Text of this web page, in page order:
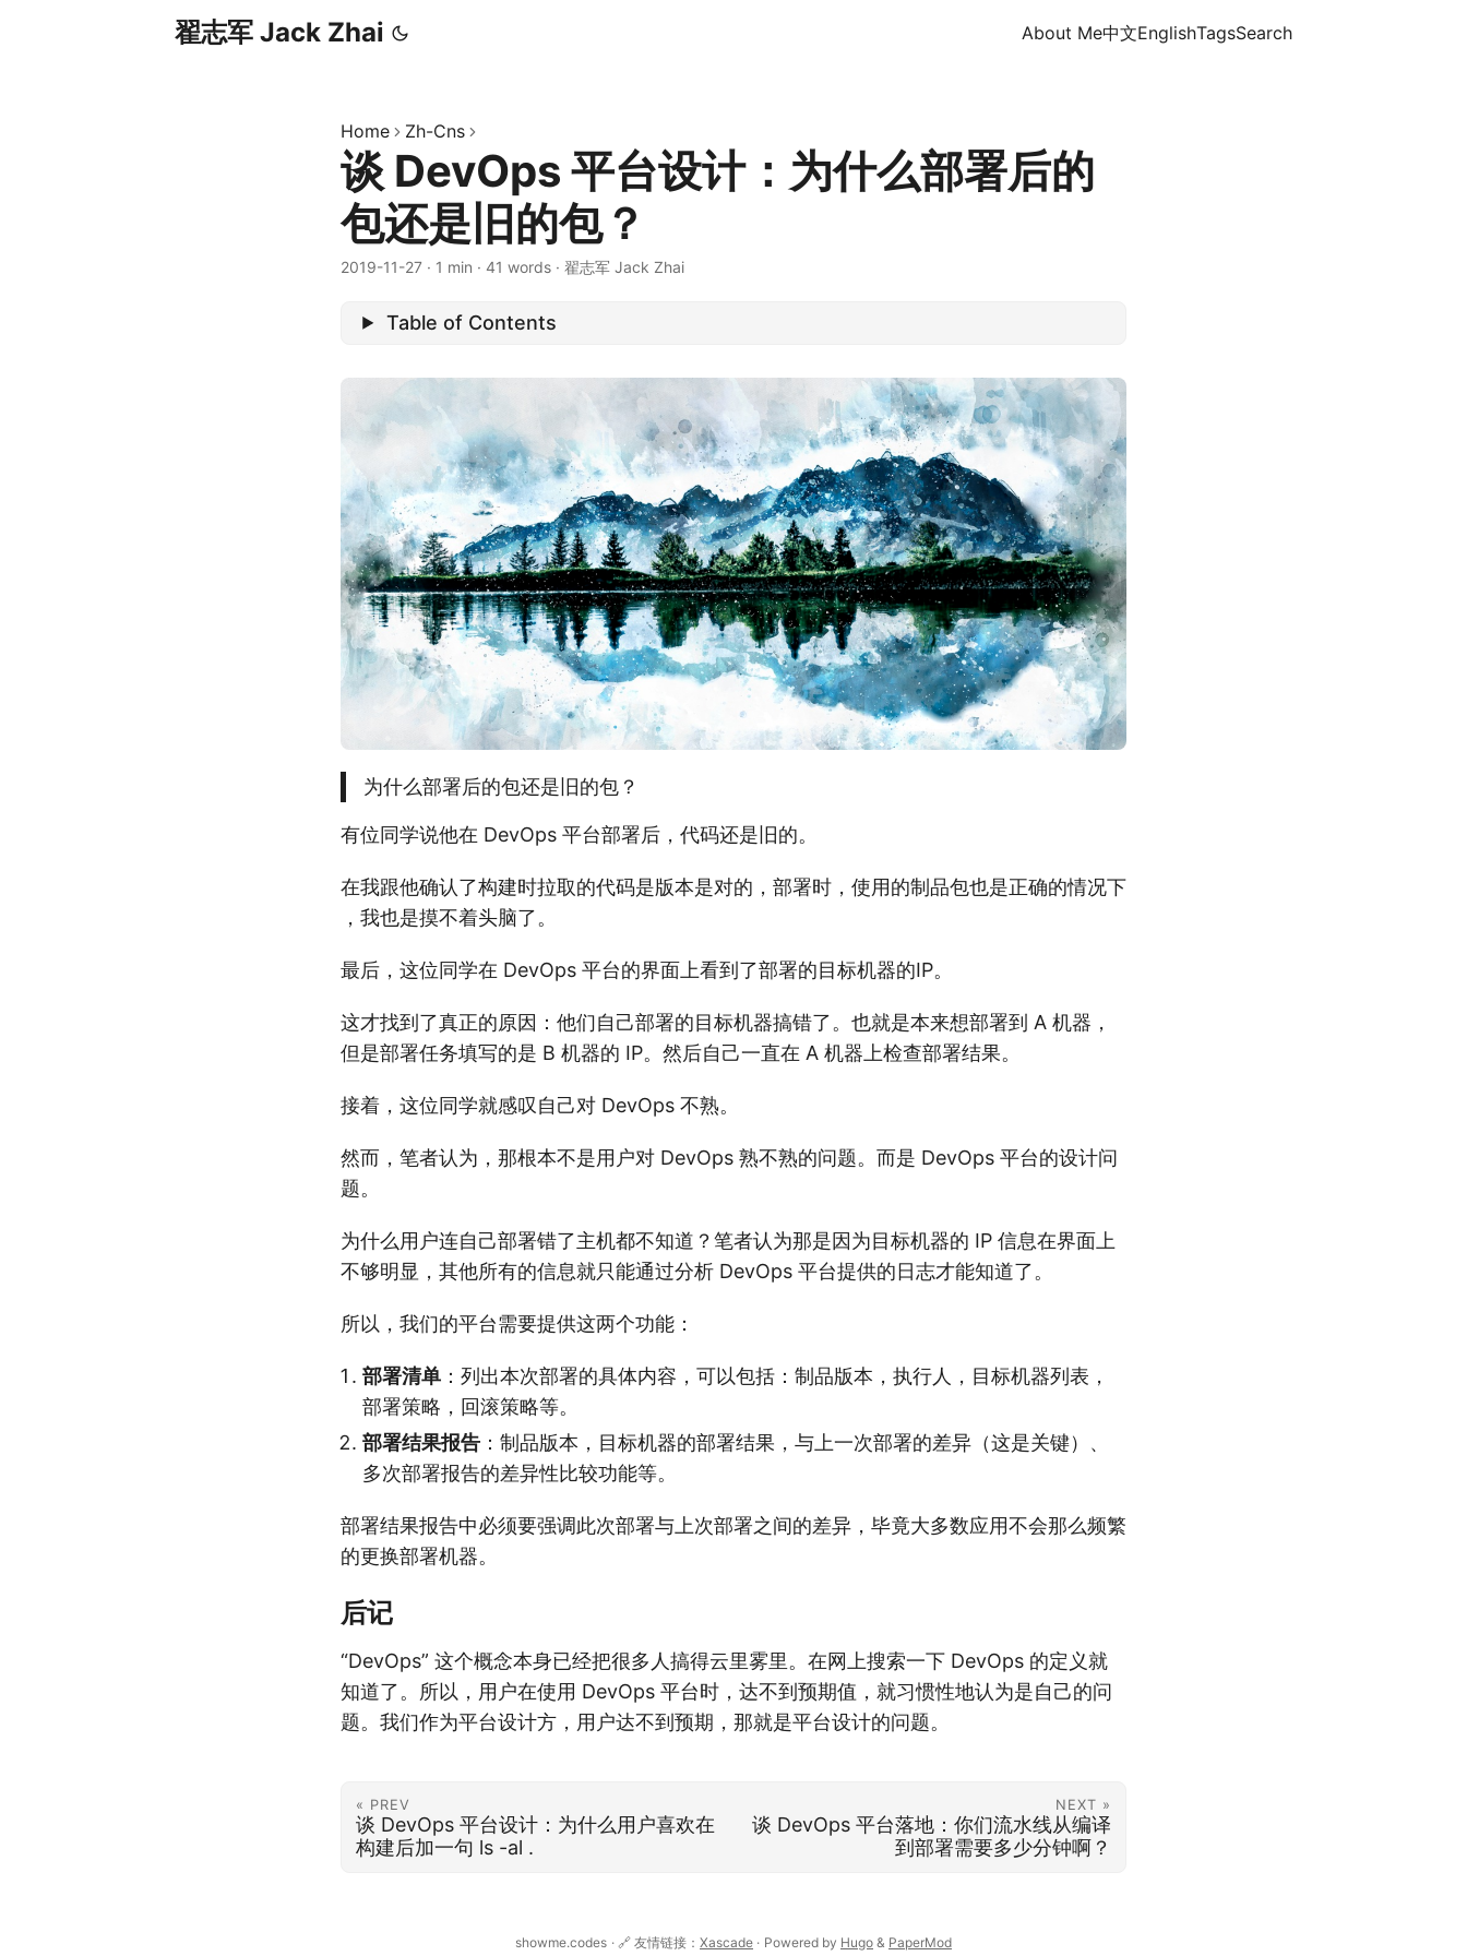
翟志军 Jack Zhai About Me中文EnglishTagsSearch
Home Zh-Cns
谈 DevOps 平台设计：为什么部署后的
包还是旧的包？
2019-11-27 · 1 min · 41 words · 翟志军 Jack Zhai
Table of Contents
为什么部署后的包还是旧的包？
有位同学说他在 DevOps 平台部署后，代码还是旧的。
在我跟他确认了构建时拉取的代码是版本是对的，部署时，使用的制品包也是正确的情况下
，我也是摸不着头脑了。
最后，这位同学在 DevOps 平台的界面上看到了部署的目标机器的IP。
这才找到了真正的原因：他们自己部署的目标机器搞错了。也就是本来想部署到 A 机器，
但是部署任务填写的是 B 机器的 IP。然后自己一直在 A 机器上检查部署结果。
接着，这位同学就感叹自己对 DevOps 不熟。
然而，笔者认为，那根本不是用户对 DevOps 熟不熟的问题。而是 DevOps 平台的设计问
题。
为什么用户连自己部署错了主机都不知道？笔者认为那是因为目标机器的 IP 信息在界面上
不够明显，其他所有的信息就只能通过分析 DevOps 平台提供的日志才能知道了。
所以，我们的平台需要提供这两个功能：
部署清单 ：列出本次部署的具体内容，可以包括：制品版本，执行人，目标机器列表，
部署策略，回滚策略等。
部署结果报告 ：制品版本，目标机器的部署结果，与上一次部署的差异（这是关键）、
多次部署报告的差异性比较功能等。
部署结果报告中必须要强调此次部署与上次部署之间的差异，毕竟大多数应用不会那么频繁
的更换部署机器。
后记
“DevOps” 这个概念本身已经把很多人搞得云里雾里。在网上搜索一下 DevOps 的定义就
知道了。所以，用户在使用 DevOps 平台时，达不到预期值，就习惯性地认为是自己的问
题。我们作为平台设计方，用户达不到预期，那就是平台设计的问题。
« PREV
谈 DevOps 平台设计：为什么用户喜欢在
构建后加一句 ls -al .
NEXT »
谈 DevOps 平台落地：你们流水线从编译
到部署需要多少分钟啊？
showme.codes · 🔗 友情链接： Xascade · Powered by Hugo & PaperMod